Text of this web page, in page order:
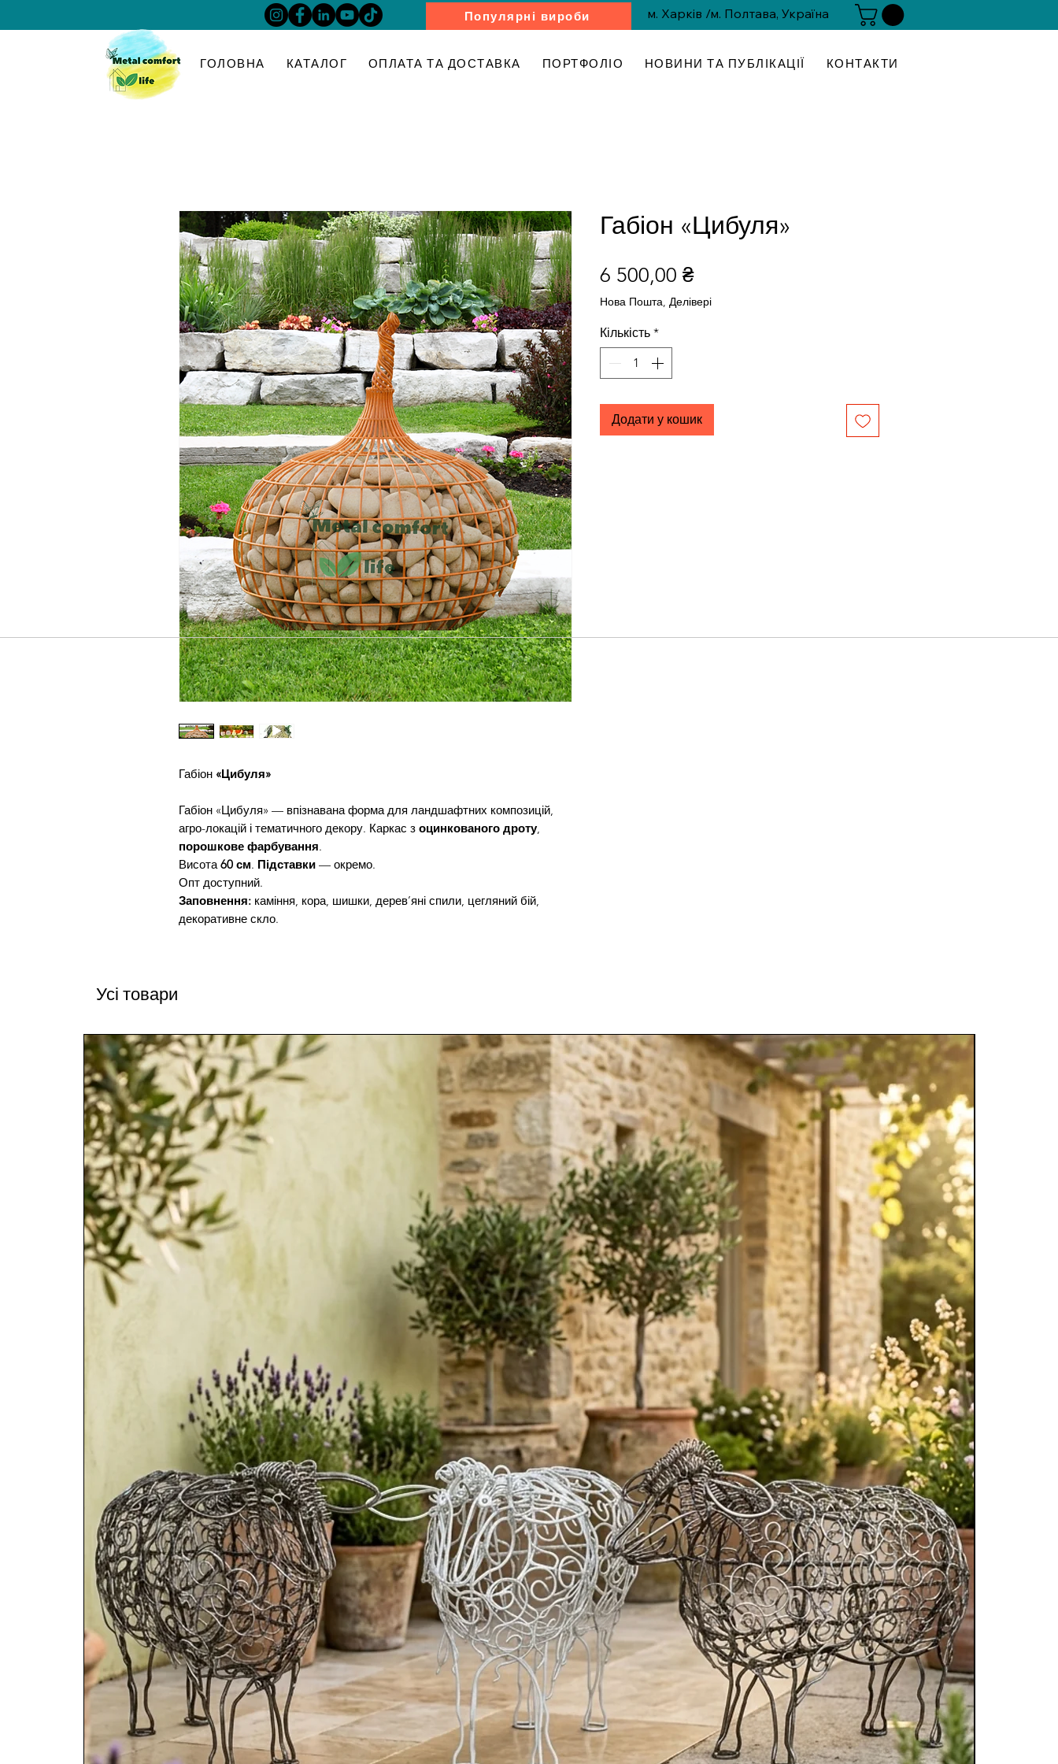
Популярні вироби м. Харків /м. Полтава, Україна
ГОЛОВНА КАТАЛОГ ОПЛАТА ТА ДОСТАВКА ПОРТФОЛІО НОВИНИ ТА ПУБЛІКАЦІЇ КОНТАКТИ
Габіон «Цибуля»
Габіон «Цибуля» — впізнавана форма для ландшафтних композицій,
агро-локацій і тематичного декору. Каркас з оцинкованого дроту,
порошкове фарбування.
Висота60 см. Підставки — окремо.
Опт доступний.
Заповнення: каміння, кора, шишки, дерев’яні спили, цегляний бій,
декоративне скло.
Габіон «Цибуля»
6 500,00 ₴Ціна
Нова Пошта, Делівері
Кількість *
Додати у кошик
Усі товари